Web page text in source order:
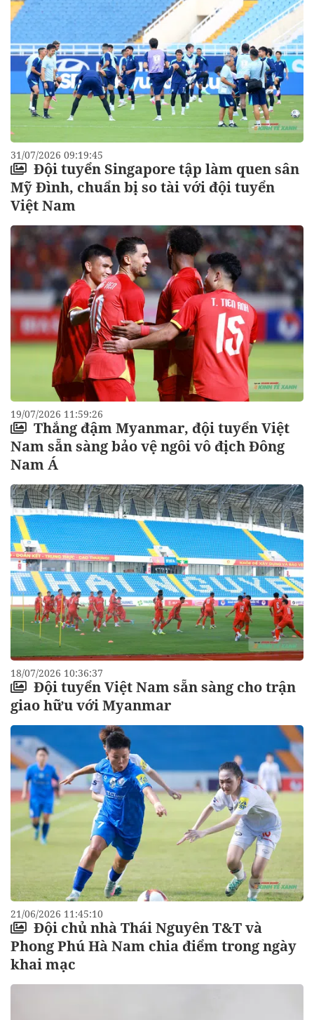
31/07/2026 09:19:45
Đội tuyển Singapore tập làm quen sân
Mỹ Đình, chuẩn bị so tài với đội tuyển
Việt Nam
19/07/2026 11:59:26
Thắng đậm Myanmar, đội tuyển Việt
Nam sẵn sàng bảo vệ ngôi vô địch Đông
Nam Á
18/07/2026 10:36:37
Đội tuyển Việt Nam sẵn sàng cho trận
giao hữu với Myanmar
21/06/2026 11:45:10
Đội chủ nhà Thái Nguyên T&T và
Phong Phú Hà Nam chia điểm trong ngày
khai mạc